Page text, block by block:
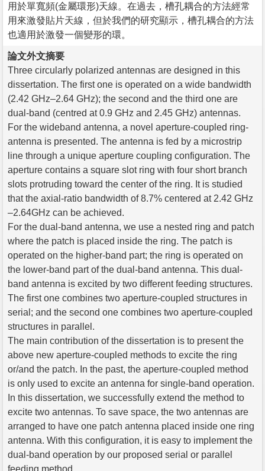
用於單寬頻(金屬環形)天線。在過去，槽孔耦合的方法經常
用來激發貼片天線，但於我們的研究顯示，槽孔耦合的方法
也適用於激發一個變形的環。
論文外文摘要
Three circularly polarized antennas are designed in this
dissertation. The first one is operated on a wide bandwidth
(2.42 GHz–2.64 GHz); the second and the third one are
dual-band (centred at 0.9 GHz and 2.45 GHz) antennas.
For the wideband antenna, a novel aperture-coupled ring-
antenna is presented. The antenna is fed by a microstrip
line through a unique aperture coupling configuration. The
aperture contains a square slot ring with four short branch
slots protruding toward the center of the ring. It is studied
that the axial-ratio bandwidth of 8.7% centered at 2.42 GHz
–2.64GHz can be achieved.
For the dual-band antenna, we use a nested ring and patch
where the patch is placed inside the ring. The patch is
operated on the higher-band part; the ring is operated on
the lower-band part of the dual-band antenna. This dual-
band antenna is excited by two different feeding structures.
The first one combines two aperture-coupled structures in
serial; and the second one combines two aperture-coupled
structures in parallel.
The main contribution of the dissertation is to present the
above new aperture-coupled methods to excite the ring
or/and the patch. In the past, the aperture-coupled method
is only used to excite an antenna for single-band operation.
In this dissertation, we successfully extend the method to
excite two antennas. To save space, the two antennas are
arranged to have one patch antenna placed inside one ring
antenna. With this configuration, it is easy to implement the
dual-band operation by our proposed serial or parallel
feeding method.